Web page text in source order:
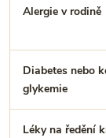
Alergie v rodině
Diabetes nebo
glykemie
Léky na ředění